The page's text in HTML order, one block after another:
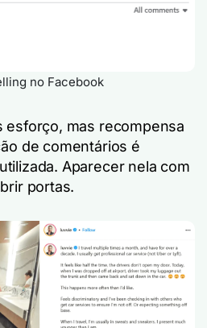
no Facebook
esforço, mas recompensa
de comentários é
Aparecer nela com
portas.